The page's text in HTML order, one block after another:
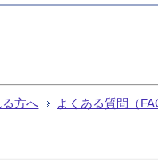
方へ よくある質問（